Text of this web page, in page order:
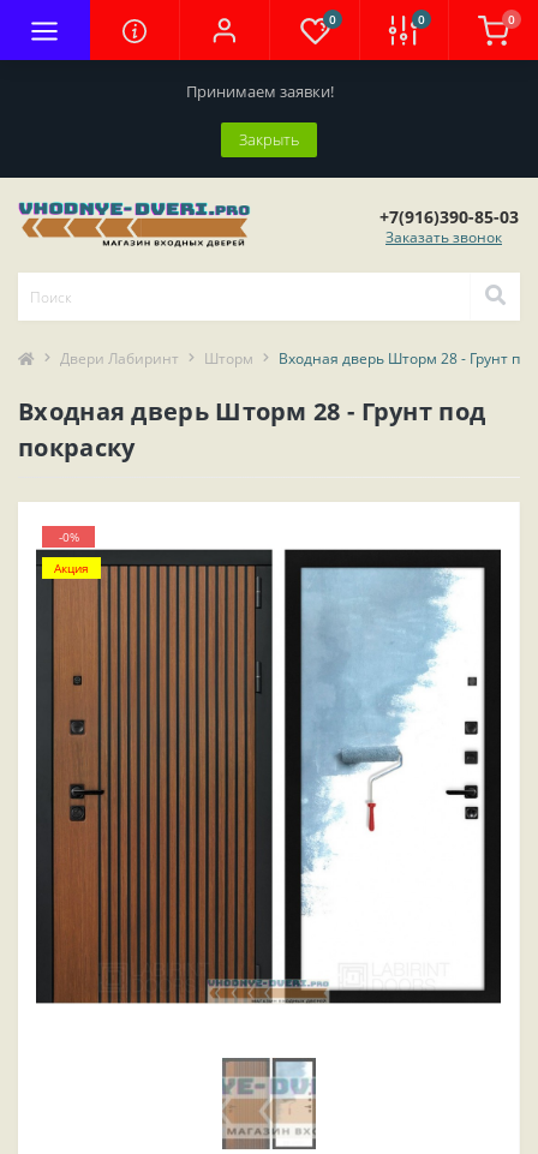
Принимаем заявки!
Закрыть
0 0 0
+7(916)390-85-03
Заказать звонок
Двери Лабиринт Шторм Входная дверь Шторм 28 - Грунт под
Входная дверь Шторм 28 - Грунт под
покраску
-0%
Акция